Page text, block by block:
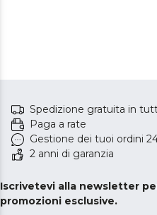
Spedizione gratuita in
Paga a rate
Gestione dei tuoi ordini
2 anni di garanzia
Iscrivetevi alla newsletter
promozioni esclusive.